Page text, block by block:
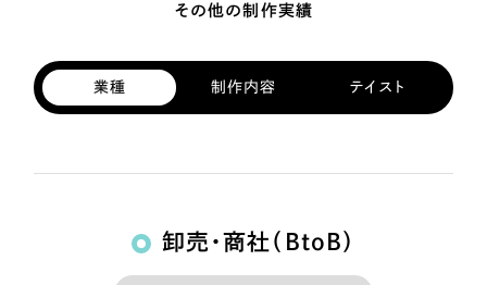
その他の制作実績
業種 制作内容 テイスト
卸売・商社（BtoB）